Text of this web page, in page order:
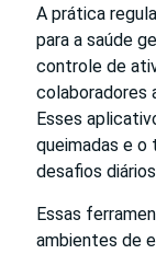
A prática
para a saúde
controle de
colaboradores
Esses
queimadas e
desafios
Essas
ambientes de